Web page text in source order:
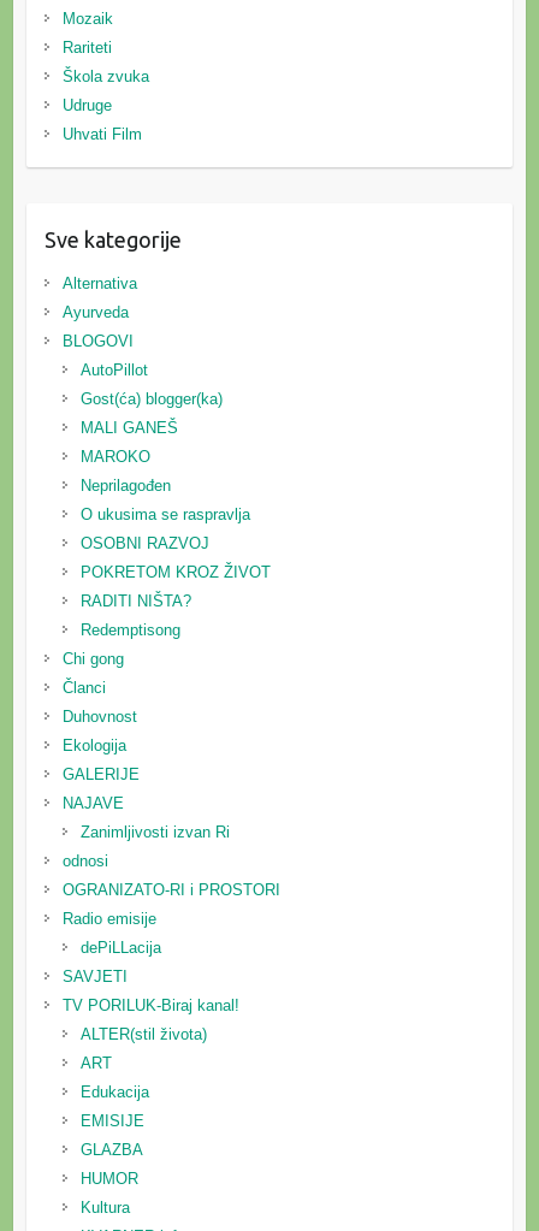
Mozaik
Rariteti
Škola zvuka
Udruge
Uhvati Film
Sve kategorije
Alternativa
Ayurveda
BLOGOVI
AutoPillot
Gost(ća) blogger(ka)
MALI GANEŠ
MAROKO
Neprilagođen
O ukusima se raspravlja
OSOBNI RAZVOJ
POKRETOM KROZ ŽIVOT
RADITI NIŠTA?
Redemptisong
Chi gong
Članci
Duhovnost
Ekologija
GALERIJE
NAJAVE
Zanimljivosti izvan Ri
odnosi
OGRANIZATO-RI i PROSTORI
Radio emisije
dePiLLacija
SAVJETI
TV PORILUK-Biraj kanal!
ALTER(stil života)
ART
Edukacija
EMISIJE
GLAZBA
HUMOR
Kultura